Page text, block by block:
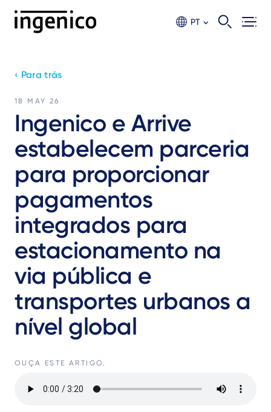
PT
‹ Para trás
18 MAY 26
Ingenico e Arrive
estabelecem parceria
para proporcionar
pagamentos
integrados para
estacionamento na
via pública e
transportes urbanos a
nível global
OUÇA ESTE ARTIGO.
file